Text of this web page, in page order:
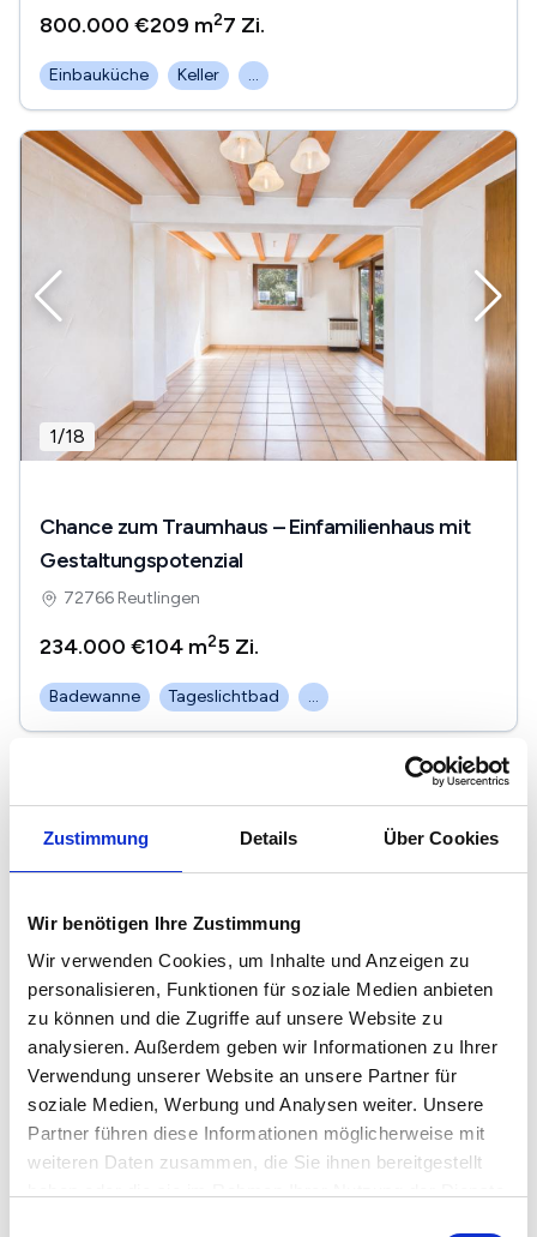
Zustimmung Details Über Cookies
Wir benötigen Ihre Zustimmung
Wir verwenden Cookies, um Inhalte und Anzeigen zu
personalisieren, Funktionen für soziale Medien anbieten
zu können und die Zugriffe auf unsere Website zu
analysieren. Außerdem geben wir Informationen zu Ihrer
Verwendung unserer Website an unsere Partner für
soziale Medien, Werbung und Analysen weiter. Unsere
Partner führen diese Informationen möglicherweise mit
weiteren Daten zusammen, die Sie ihnen bereitgestellt
800.000 €209 m27 Zi.
Einbauküche Keller ...
1/18
Chance zum Traumhaus – Einfamilienhaus mit
Gestaltungspotenzial
72766 Reutlingen
234.000 €104 m25 Zi.
Badewanne Tageslichtbad ...